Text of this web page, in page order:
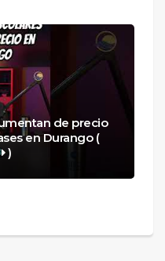
de precio
en Durango (
)